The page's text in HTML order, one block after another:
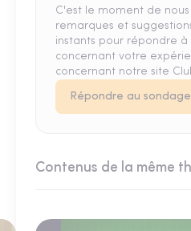
C'est le moment de
remarques et
instants pour répondre à
concernant votre
concernant notre site
Répondre au sondage
Contenus de la même